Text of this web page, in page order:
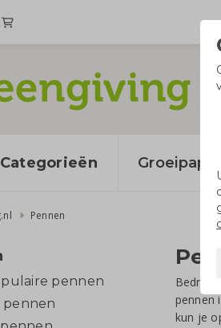
Categorieën Groeipapier
Pennen
pennen
pennen
pennen
kun je